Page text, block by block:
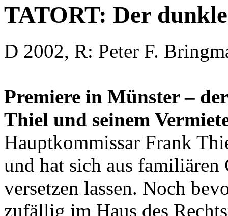
TATORT: Der
D 2002, R: Peter F.
Premiere in Münster –
Thiel und seinem
Hauptkommissar Frank
und hat sich aus
versetzen lassen. Noch
zufällig im Haus des